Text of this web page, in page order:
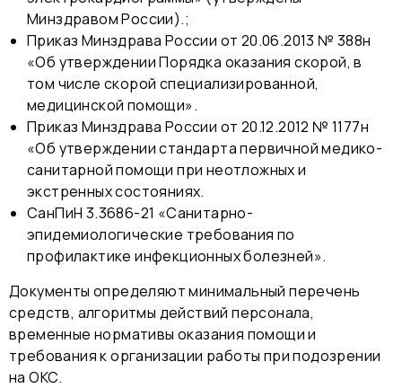
Минздравом России).;
Приказ Минздрава России от 20.06.2013 № 388н
«Об утверждении Порядка оказания скорой, в
том числе скорой специализированной,
медицинской помощи».
Приказ Минздрава России от 20.12.2012 № 1177н
«Об утверждении стандарта первичной медико-
санитарной помощи при неотложных и
экстренных состояниях.
СанПиН 3.3686-21 «Санитарно-
эпидемиологические требования по
профилактике инфекционных болезней».
Документы определяют минимальный перечень
средств, алгоритмы действий персонала,
временные нормативы оказания помощи и
требования к организации работы при подозрении
на ОКС.